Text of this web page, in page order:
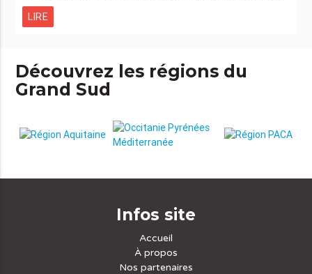
LIRE
Découvrez les régions du
Grand Sud
Infos site
Accueil
À propos
Nos partenaires